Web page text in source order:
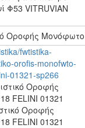
Φ53 VITRUVIAN
Οροφής
Οροφής
FELINI 01321